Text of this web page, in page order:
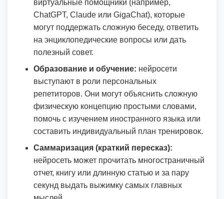
виртуальные помощники (например,
ChatGPT, Claude или GigaChat), которые
могут поддержать сложную беседу, ответить
на энциклопедические вопросы или дать
полезный совет.
Образование и обучение: нейросети
выступают в роли персональных
репетиторов. Они могут объяснить сложную
физическую концепцию простыми словами,
помочь с изучением иностранного языка или
составить индивидуальный план тренировок.
Саммаризация (краткий пересказ):
нейросеть может прочитать многостраничный
отчет, книгу или длинную статью и за пару
секунд выдать выжимку самых главных